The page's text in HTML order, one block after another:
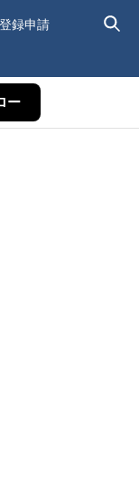
録申請
ー